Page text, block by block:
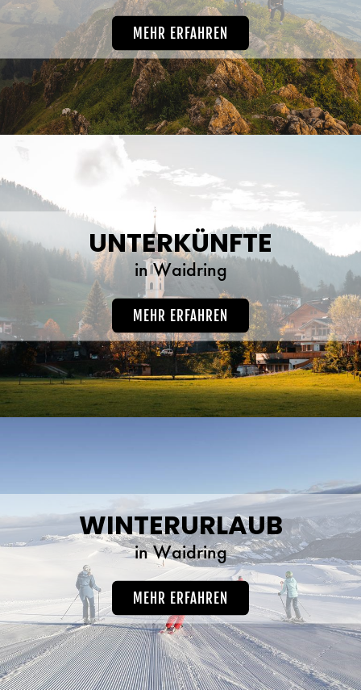
MEHR ERFAHREN
UNTERKÜNFTE
in Waidring
MEHR ERFAHREN
WINTERURLAUB
in Waidring
MEHR ERFAHREN